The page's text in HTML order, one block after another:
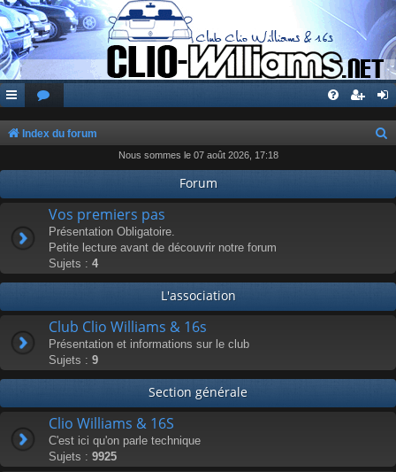
Index du forum
h
c
Nous sommes le 07 août 2026, 17:18
Forum
Vos premiers pas
Présentation Obligatoire.
Petite lecture avant de découvrir notre forum
Sujets : 4
L'association
Club Clio Williams & 16s
Présentation et informations sur le club
Sujets : 9
Section générale
Clio Williams & 16S
C'est ici qu'on parle technique
Sujets : 9925